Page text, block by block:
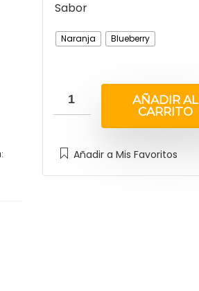
Sabor
Naranja Blueberry
AÑADIR AL
CARRITO
Añadir a Mis Favoritos